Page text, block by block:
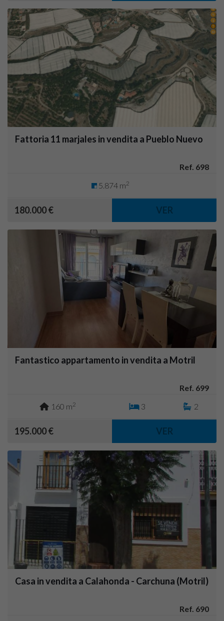
Fattoria 11 marjales in vendita a Pueblo Nuevo
Ref. 698
5.874 m2
180.000 € VER
Fantastico appartamento in vendita a Motril
Ref. 699
160 m2 3 2
195.000 € VER
Casa in vendita a Calahonda - Carchuna (Motril)
Ref. 690